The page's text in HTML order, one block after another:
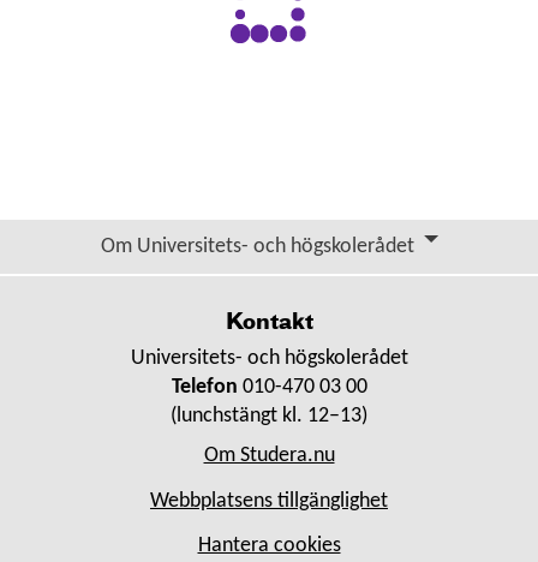
Om Universitets- och högskolerådet
Kontakt
Universitets- och högskolerådet
Telefon 010-470 03 00
(lunchstängt kl. 12–13)
Om Studera.nu
Webbplatsens tillgänglighet
Hantera cookies